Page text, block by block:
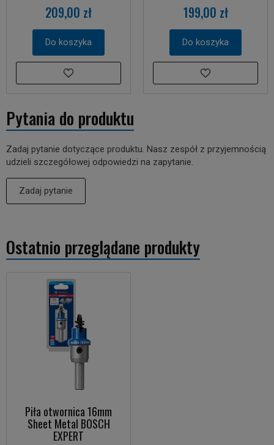
209,00 zł
Do koszyka
199,00 zł
Do koszyka
Pytania do produktu
Zadaj pytanie dotyczące produktu. Nasz zespół z przyjemnością
udzieli szczegółowej odpowiedzi na zapytanie.
Zadaj pytanie
Ostatnio przeglądane produkty
Piła otwornica 16mm
Sheet Metal BOSCH
EXPERT